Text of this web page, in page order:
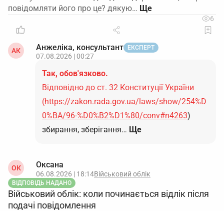
повідомляти його про це? дякую…
6
АК Анжеліка, консультант ЕКСПЕРТ
07.08.2026 | 00:27
Так, обов'язково.
Відповідно до ст. 32 Конституції України
(https://zakon.rada.gov.ua/laws/show/254%D
0%BA/96-%D0%B2%D1%80/conv#n4263)
збирання, зберігання… Ще
ОК Оксана
06.08.2026 | 18:14Військовий облік
ВІДПОВІДЬ НАДАНО
Військовий облік: коли починається відлік після
подачі повідомлення